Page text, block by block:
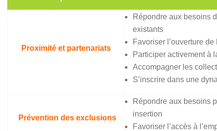
Proximité et partenariats
Répondre aux besoins
existants
Favoriser l’ouverture
Participer activement à
Accompagner les
S’inscrire dans une
Prévention des exclusions
Répondre aux besoins
insertion
Favoriser l’accès à